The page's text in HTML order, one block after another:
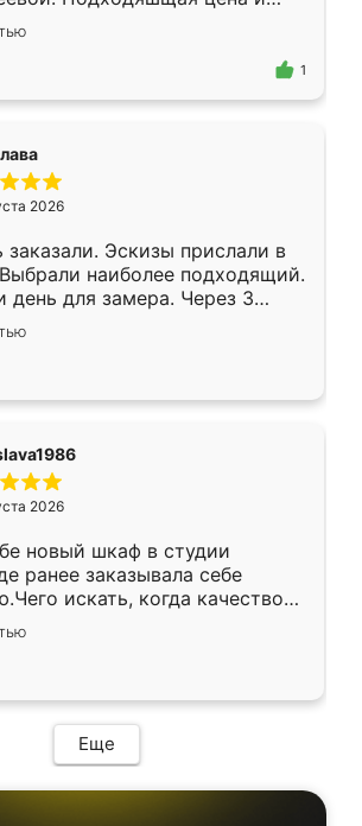
изготовления. Приехавший
Владислав
моему эскизу самый
1
2026
заказали. Эскизы прислали в
наиболее подходящий.
день для замера. Через 3
была уже готова. Остались
Спасибо Ренессанс
работу!
2026
новый шкаф в студии
ранее заказывала себе
искать, когда качеством
Служит кухня уже почти
нет.
Еще